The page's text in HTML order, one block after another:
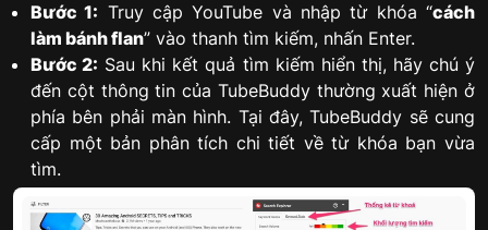
Bước 1: Truy cập YouTube và nhập từ khóa “cách
làm bánh flan” vào thanh tìm kiếm, nhấn Enter.
Bước 2: Sau khi kết quả tìm kiếm hiển thị, hãy chú ý
đến cột thông tin của TubeBuddy thường xuất hiện ở
phía bên phải màn hình. Tại đây, TubeBuddy sẽ cung
cấp một bản phân tích chi tiết về từ khóa bạn vừa
tìm.